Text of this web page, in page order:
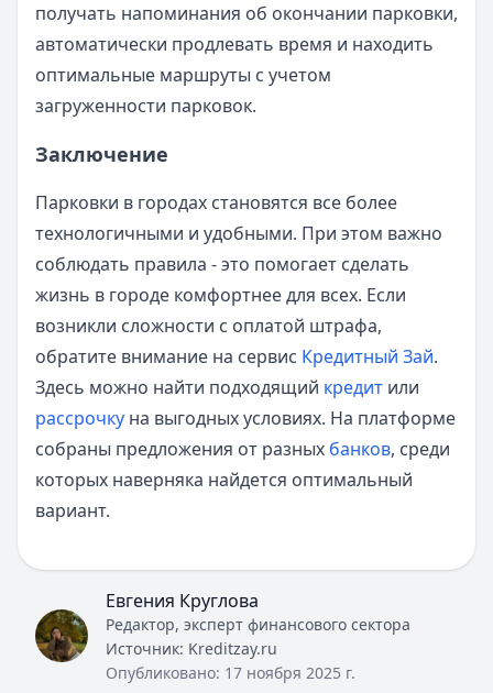
получать напоминания об окончании парковки,
автоматически продлевать время и находить
оптимальные маршруты с учетом
загруженности парковок.
Заключение
Парковки в городах становятся все более
технологичными и удобными. При этом важно
соблюдать правила - это помогает сделать
жизнь в городе комфортнее для всех. Если
возникли сложности с оплатой штрафа,
обратите внимание на сервис Кредитный Зай.
Здесь можно найти подходящий кредит или
рассрочку на выгодных условиях. На платформе
собраны предложения от разных банков, среди
которых наверняка найдется оптимальный
вариант.
Евгения Круглова
Редактор, эксперт финансового сектора
Источник: Kreditzay.ru
Опубликовано: 17 ноября 2025 г.